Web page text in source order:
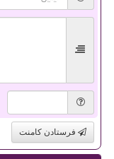
فرستادن کامنت